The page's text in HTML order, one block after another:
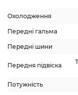
Охолодження
Передні гальма
Передні шини
Передня підвіска
Потужність